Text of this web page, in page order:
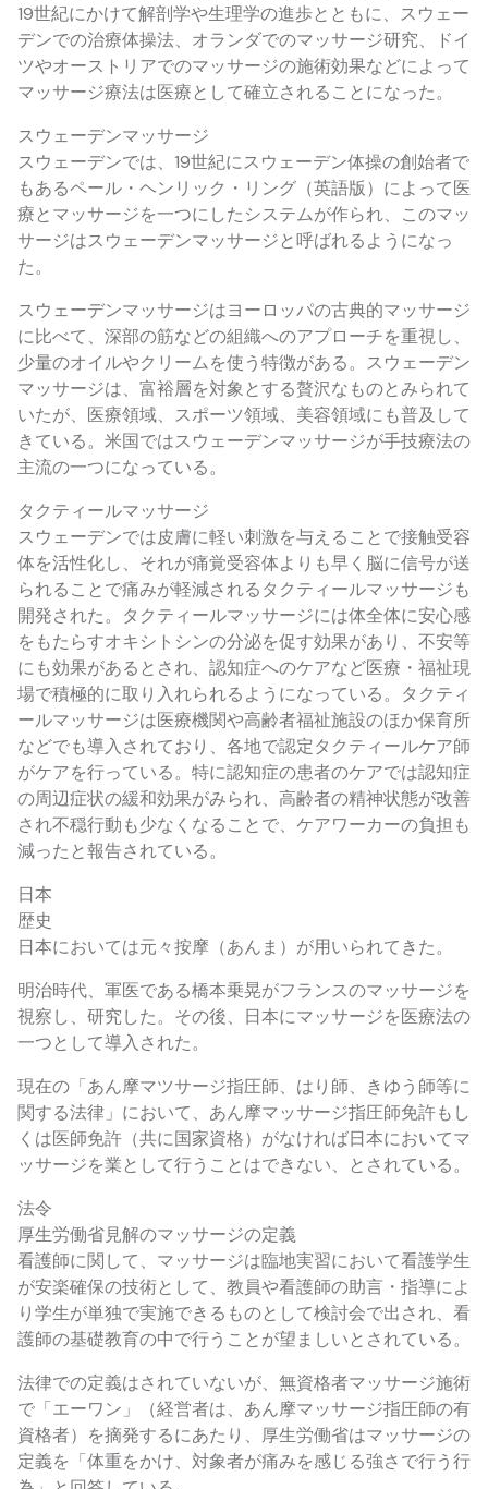
19世紀にかけて解剖学や生理学の進歩とともに、スウェー
デンでの治療体操法、オランダでのマッサージ研究、ドイ
ツやオーストリアでのマッサージの施術効果などによって
マッサージ療法は医療として確立されることになった。
スウェーデンマッサージ
スウェーデンでは、19世紀にスウェーデン体操の創始者で
もあるペール・ヘンリック・リング（英語版）によって医
療とマッサージを一つにしたシステムが作られ、このマッ
サージはスウェーデンマッサージと呼ばれるようになっ
た。
スウェーデンマッサージはヨーロッパの古典的マッサージ
に比べて、深部の筋などの組織へのアプローチを重視し、
少量のオイルやクリームを使う特徴がある。スウェーデン
マッサージは、富裕層を対象とする贅沢なものとみられて
いたが、医療領域、スポーツ領域、美容領域にも普及して
きている。米国ではスウェーデンマッサージが手技療法の
主流の一つになっている。
タクティールマッサージ
スウェーデンでは皮膚に軽い刺激を与えることで接触受容
体を活性化し、それが痛覚受容体よりも早く脳に信号が送
られることで痛みが軽減されるタクティールマッサージも
開発された。タクティールマッサージには体全体に安心感
をもたらすオキシトシンの分泌を促す効果があり、不安等
にも効果があるとされ、認知症へのケアなど医療・福祉現
場で積極的に取り入れられるようになっている。タクティ
ールマッサージは医療機関や高齢者福祉施設のほか保育所
などでも導入されており、各地で認定タクティールケア師
がケアを行っている。特に認知症の患者のケアでは認知症
の周辺症状の緩和効果がみられ、高齢者の精神状態が改善
され不穏行動も少なくなることで、ケアワーカーの負担も
減ったと報告されている。
日本
歴史
日本においては元々按摩（あんま）が用いられてきた。
明治時代、軍医である橋本乗晃がフランスのマッサージを
視察し、研究した。その後、日本にマッサージを医療法の
一つとして導入された。
現在の「あん摩マツサージ指圧師、はり師、きゆう師等に
関する法律」において、あん摩マッサージ指圧師免許もし
くは医師免許（共に国家資格）がなければ日本においてマ
ッサージを業として行うことはできない、とされている。
法令
厚生労働省見解のマッサージの定義
看護師に関して、マッサージは臨地実習において看護学生
が安楽確保の技術として、教員や看護師の助言・指導によ
り学生が単独で実施できるものとして検討会で出され、看
護師の基礎教育の中で行うことが望ましいとされている。
法律での定義はされていないが、無資格者マッサージ施術
で「エーワン」（経営者は、あん摩マッサージ指圧師の有
資格者）を摘発するにあたり、厚生労働省はマッサージの
定義を「体重をかけ、対象者が痛みを感じる強さで行う行